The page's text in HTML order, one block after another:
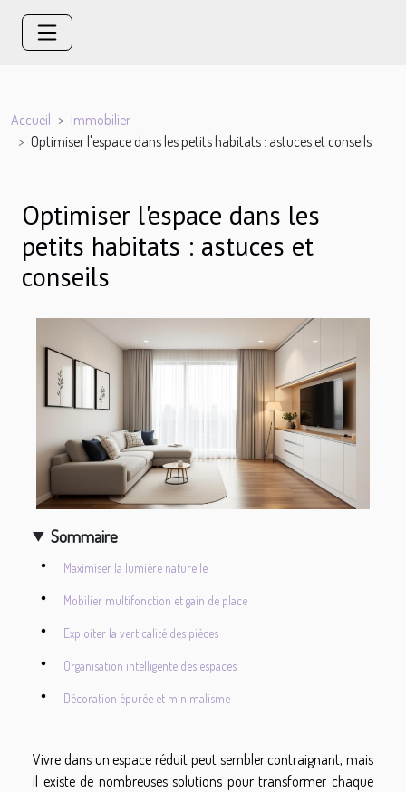
Accueil
Immobilier
Optimiser l'espace dans les petits habitats : astuces et conseils
Optimiser l'espace dans les
petits habitats : astuces et
conseils
Sommaire
Maximiser la lumière naturelle
Mobilier multifonction et gain de place
Exploiter la verticalité des pièces
Organisation intelligente des espaces
Décoration épurée et minimalisme
Vivre dans un espace réduit peut sembler contraignant, mais
il existe de nombreuses solutions pour transformer chaque